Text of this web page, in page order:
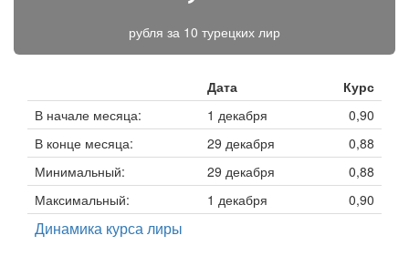
рубля за 10 турецких лир
Дата
Курс
В начале месяца:
1 декабря
0,90
В конце месяца:
29 декабря
0,88
Минимальный:
29 декабря
0,88
Максимальный:
1 декабря 0,90
Динамика курса лиры